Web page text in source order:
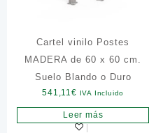
Cartel vinilo Postes
MADERA de 60 x 60 cm.
Suelo Blando o Duro
541,11 € IVA Incluido
Leer más